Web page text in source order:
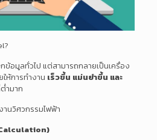
ข้อมูลทั่วไป แต่สามารถกลายเป็นเครื่อง
ห้การทำงาน เร็วขึ้น แม่นยำขึ้น และ
ำมาก
านวิศวกรรมไฟฟ้า